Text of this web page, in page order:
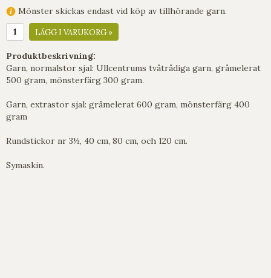
Mönster skickas endast vid köp av tillhörande garn.
LÄGG I VARUKORG »
Produktbeskrivning:
Garn, normalstor sjal: Ullcentrums tvåtrådiga garn, gråmelerat
500 gram, mönsterfärg 300 gram.
Garn, extrastor sjal: gråmelerat 600 gram, mönsterfärg 400
gram
Rundstickor nr 3½, 40 cm, 80 cm, och 120 cm.
Symaskin.